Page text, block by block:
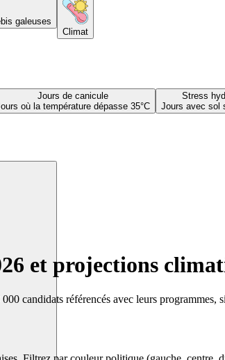
galeuses
Climat
Jours de canicule
où la température dépasse 35°C
Stress
Jours avec sol
et projections
candidats référencés avec leurs programmes,